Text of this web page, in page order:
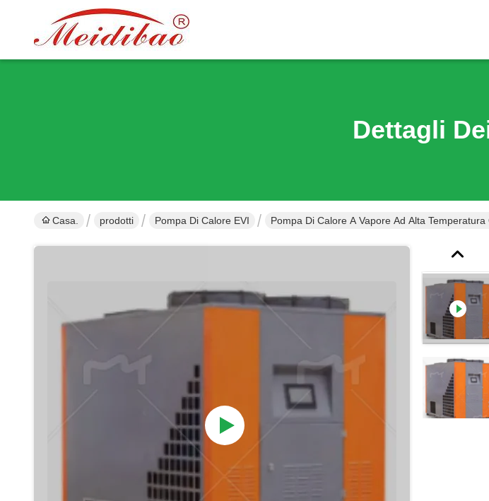
Dettagli
Casa. prodotti Pompa Di Calore EVI Pompa Di Calore A Vapore Ad Alta